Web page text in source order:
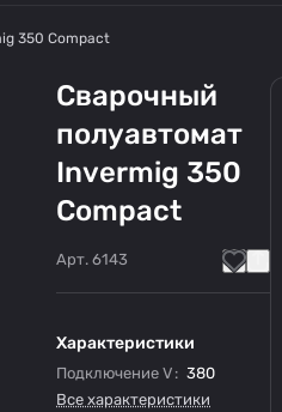
350 Compact
Сварочный
полуавтомат
Invermig 350
Compact
Арт. 6143
Характеристики
Подключение V : 380
Все характеристики